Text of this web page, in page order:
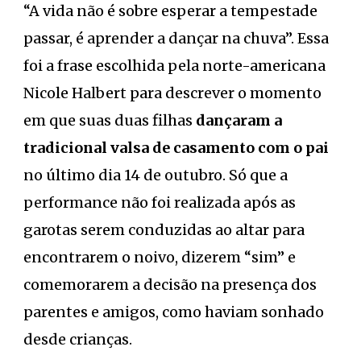
“A vida não é sobre esperar a tempestade
passar, é aprender a dançar na chuva”. Essa
foi a frase escolhida pela norte-americana
Nicole Halbert para descrever o momento
em que suas duas filhas dançaram a
tradicional valsa de casamento com o pai
no último dia 14 de outubro. Só que a
performance não foi realizada após as
garotas serem conduzidas ao altar para
encontrarem o noivo, dizerem “sim” e
comemorarem a decisão na presença dos
parentes e amigos, como haviam sonhado
desde crianças.